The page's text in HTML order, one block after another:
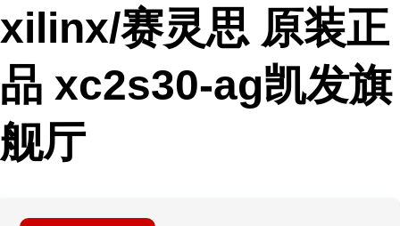
xilinx/赛灵思 原装正
品 xc2s30-ag凯发旗
舰厅